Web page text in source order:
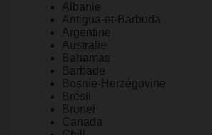
Albanie
Antigua-et-Barbuda
Argentine
Australie
Bahamas
Barbade
Bosnie-Herzégovine
Brésil
Brunei
Canada